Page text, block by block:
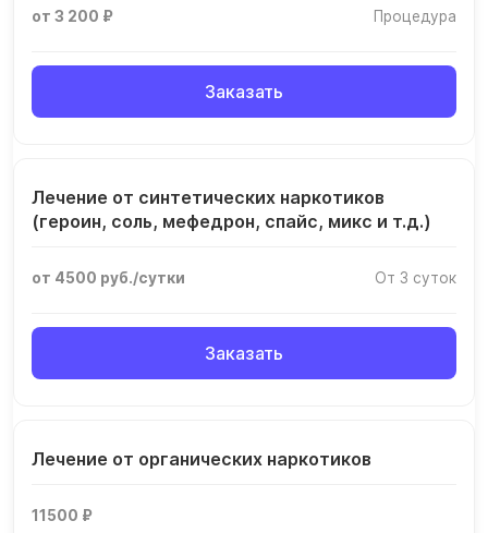
от 3 200 ₽ Процедура
Заказать
Лечение от синтетических наркотиков
(героин, соль, мефедрон, спайс, микс и т.д.)
от 4500 руб./сутки От 3 суток
Заказать
Лечение от органических наркотиков
11500 ₽